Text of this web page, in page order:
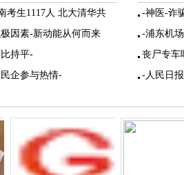
考生1117人 北大清华共
因素-新动能从何而来
持平-
企参与热情-
-神医-诈
-浦东机
丧尸专车
-人民日